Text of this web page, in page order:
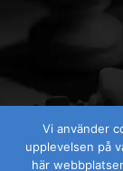
Vi använder
upplevelsen på
här